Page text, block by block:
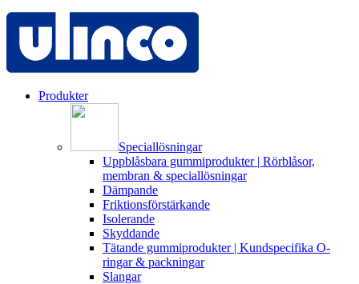
Produkter
Speciallösningar
Uppblåsbara gummiprodukter | Rörblåsor,
membran & speciallösningar
Dämpande
Friktionsförstärkande
Isolerande
Skyddande
Tätande gummiprodukter | Kundspecifika O-
ringar & packningar
Slangar